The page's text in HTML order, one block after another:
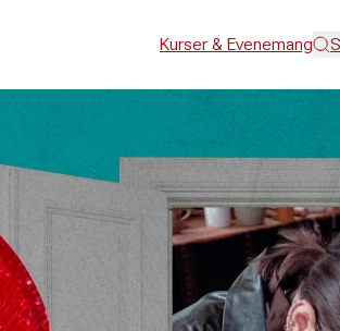
Kurser & Evenemang